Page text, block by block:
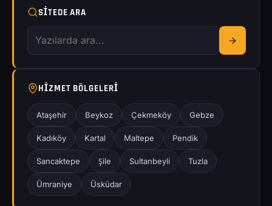
SITEDE ARA
HIZMET BÖLGELERI
Ataşehir Beykoz Çekmeköy Gebze
Kadıköy Kartal Maltepe Pendik
Sancaktepe Şile Sultanbeyli Tuzla
Ümraniye Üsküdar